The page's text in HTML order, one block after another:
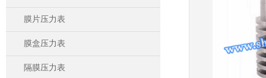
膜片压力表
膜盒压力表
隔膜压力表